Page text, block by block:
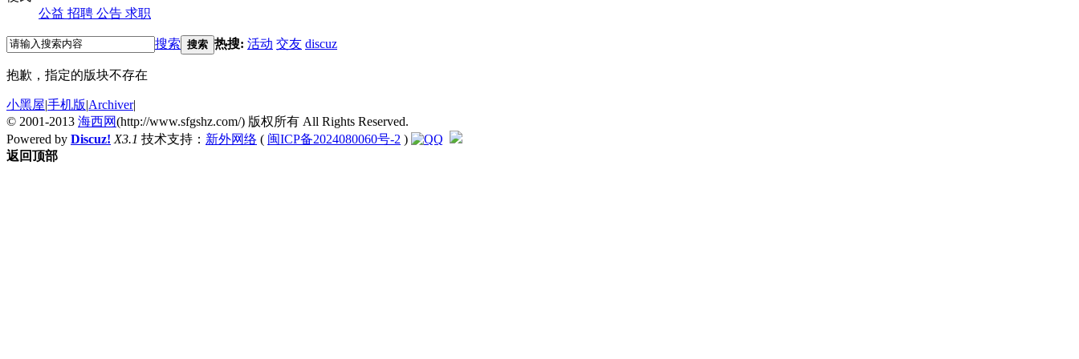
公益 招聘 公告 求职
搜索 搜索 热搜: 活动 交友 discuz
抱歉，指定的版块不存在
小黑屋|手机版|Archiver|
© 2001-2013 海西网(http://www.sfgshz.com/) 版权所有 All Rights Reserved.
Powered by Discuz! X3.1 技术支持： 新外网络 ( 闽ICP备2024080060号-2 )
返回顶部